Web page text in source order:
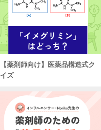
【薬剤師向け】医薬品構造式ク
イズ